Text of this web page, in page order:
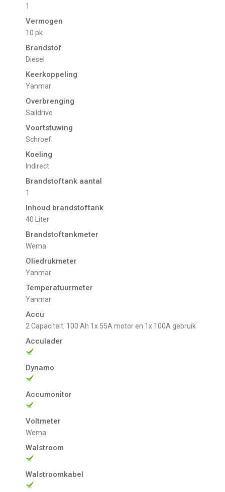
1
Vermogen
10 pk
Brandstof
Diesel
Keerkoppeling
Yanmar
Overbrenging
Saildrive
Voortstuwing
schroef
Koeling
indirect
Brandstoftank aantal
1
Inhoud brandstoftank
40 Liter
Brandstoftankmeter
Wema
Oliedrukmeter
Yanmar
Temperatuurmeter
Yanmar
Accu
2 Capaciteit: 100 Ah 1x 55A motor en 1x 100A gebruik
Acculader
Dynamo
Accumonitor
Voltmeter
Wema
Walstroom
Walstroomkabel